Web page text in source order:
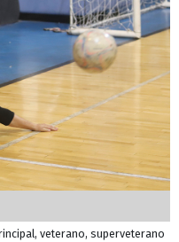
veterano, superveterano